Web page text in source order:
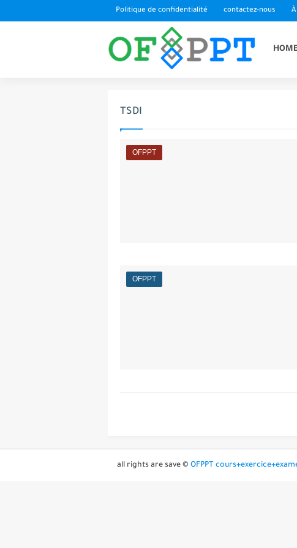
Politique de confidentialité contactez-nous
TSDI
OFPPT
OFPPT
all rights are save © OFPPT